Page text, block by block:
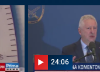
24:06